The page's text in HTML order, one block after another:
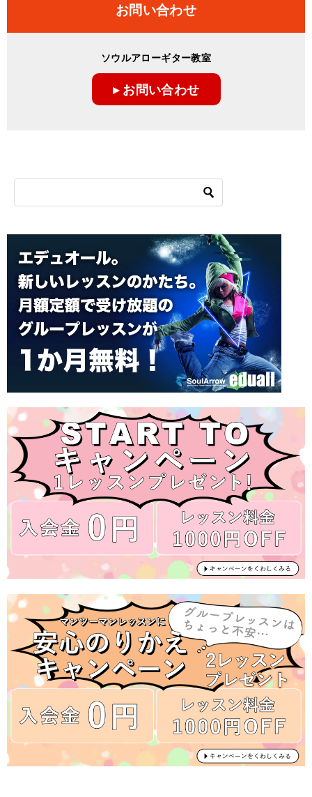
ビ
お問い合わせ
ソウルアローギター教室
▸ お問い合わせ